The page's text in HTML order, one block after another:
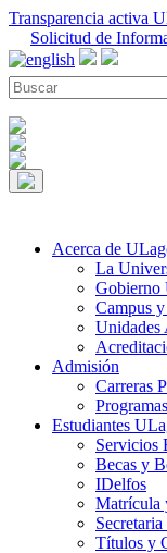
Transparencia activa
Solicitud de
Acerca de
La
Gobierno
Campus y
Unidades
Admisión
Carreras
Estudiantes
Servicios
Becas y
IDelfos
Matrícula
Títulos y